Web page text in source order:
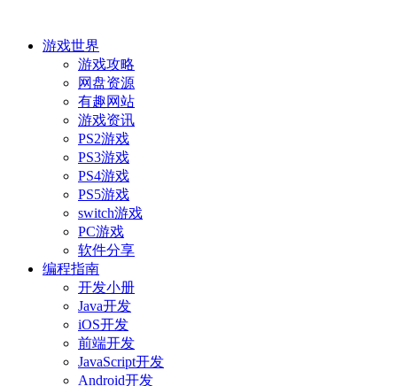
游戏世界
游戏攻略
网盘资源
有趣网站
游戏资讯
PS2游戏
PS3游戏
PS4游戏
PS5游戏
switch游戏
PC游戏
软件分享
编程指南
开发小册
Java开发
iOS开发
前端开发
JavaScript开发
Android开发